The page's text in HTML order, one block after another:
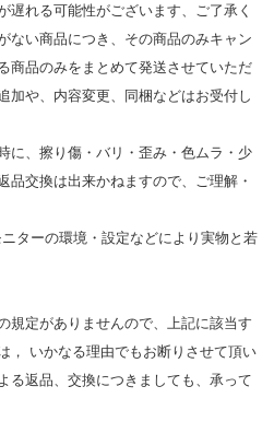
遅れる可能性がございます、ご了承く
ない商品につき、その商品のみキャン
商品のみをまとめて発送させていただ
加や、内容変更、同梱などはお受付し
に、擦り傷・バリ・歪み・色ムラ・少
品交換は出来かねますので、ご理解・
ターの環境・設定などにより実物と若
規定がありませんので、上記に該当す
， いかなる理由でもお断りさせて頂い
る返品、交換につきましても、承って